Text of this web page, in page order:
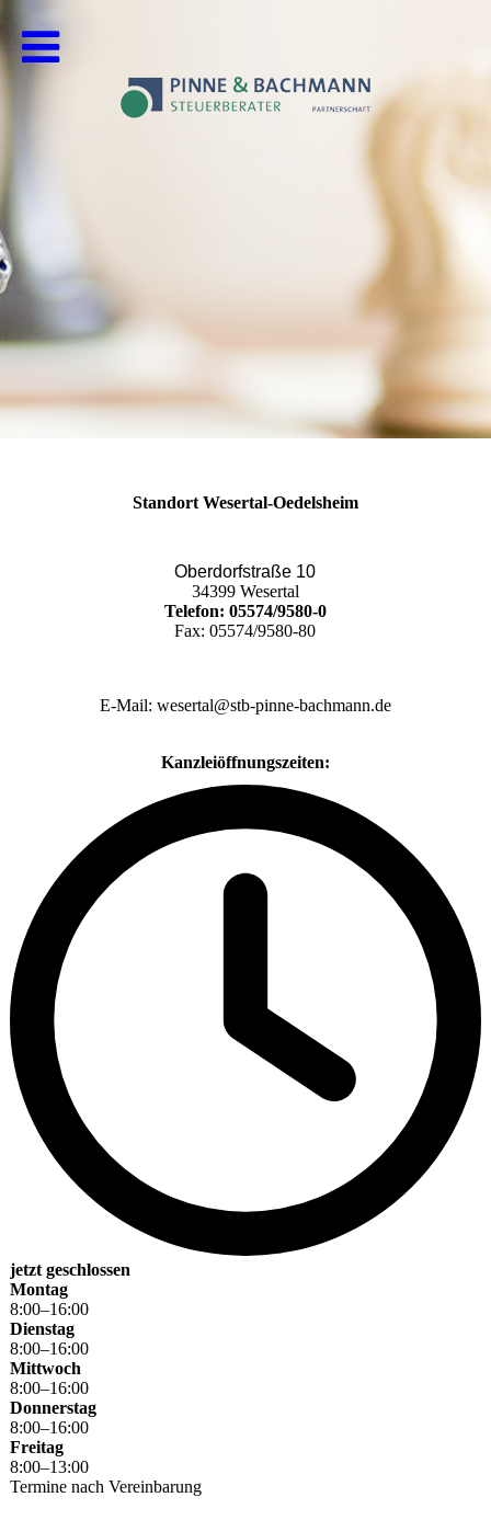
Standort Wesertal-Oedelsheim
Oberdorfstraße 10
34399 Wesertal
Telefon: 05574/9580-0
Fax: 05574/9580-80
E-Mail: wesertal@stb-pinne-bachmann.de
Kanzleiöffnungszeiten:
jetzt geschlossen
Montag
8:00–16:00
Dienstag
8:00–16:00
Mittwoch
8:00–16:00
Donnerstag
8:00–16:00
Freitag
8:00–13:00
Termine nach Vereinbarung